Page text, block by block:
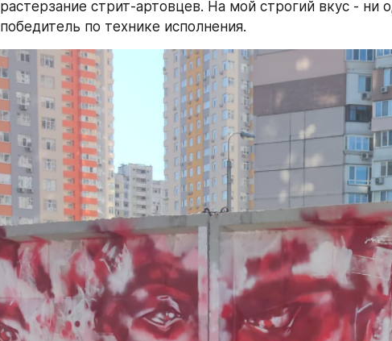
растерзание стрит-артовцев. На мой строгий вкус - ни
победитель по технике исполнения.